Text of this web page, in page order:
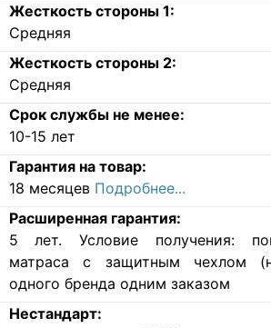
Жесткость стороны 1:
Средняя
Жесткость стороны 2:
Средняя
Срок службы не менее:
10-15 лет
Гарантия на товар:
18 месяцев Подробнее...
Расширенная гарантия:
5 лет. Условие получения:
матраса с защитным чехлом
одного бренда одним заказом
Нестандарт: